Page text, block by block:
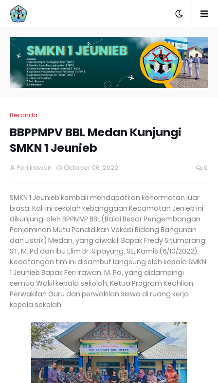
Beranda
BBPPMPV BBL Medan Kunjungi
SMKN 1 Jeunieb
Feri Irawan Oktober 06, 2022 0
SMKN 1 Jeunieb kembali mendapatkan kehormatan luar
biasa. Kali ini sekolah kebanggaan Kecamatan Jenieb ini
dikunjungi oleh BPPMVP BBL (Balai Besar Pengembangan
Penjaminan Mutu Pendidikan Vokasi Bidang Bangunan
dan Listrik) Medan, yang diwakili Bapak Fredy Situmorang,
ST, M. Pd dan Ibu Elim Br. Sipayung, SE, Kamis (6/10/2022).
Kedatangan tim ini disambut langsung oleh kepala SMKN
1 Jeunieb Bapak Feri Irawan, M. Pd, yang didampingi
semua Wakil kepala sekolah, Ketua Program Keahlian,
Perwakilan Guru dan perwakilan siswa di ruang kerja
kepala sekolah.